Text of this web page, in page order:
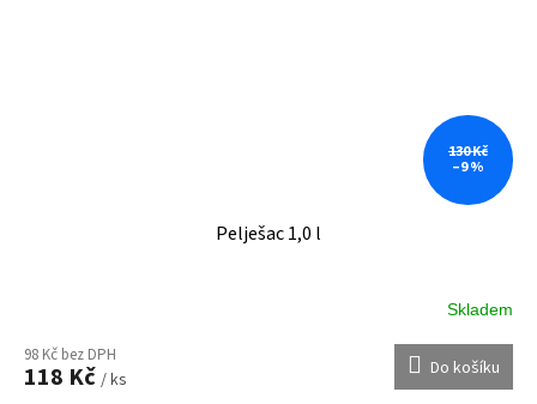
130 Kč
–9 %
Pelješac 1,0 l
Skladem
98 Kč bez DPH
118 Kč / ks Do košíku